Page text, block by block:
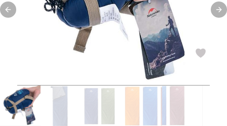
Previous slide